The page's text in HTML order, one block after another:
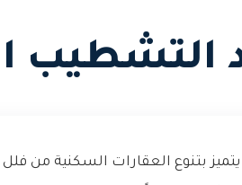
التشطيب
يتميز بتنوع العقارات السكنية